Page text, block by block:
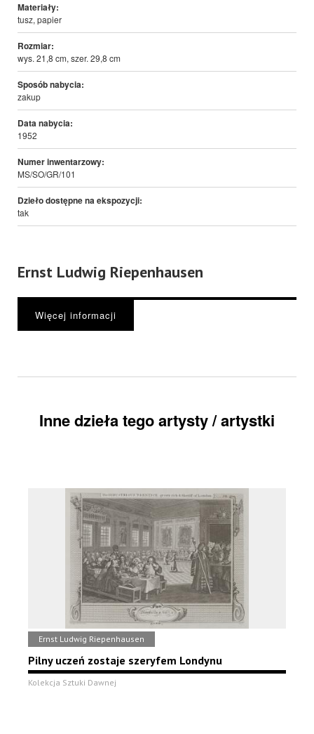
Materiały:
tusz, papier
Rozmiar:
wys. 21,8 cm, szer. 29,8 cm
Sposób nabycia:
zakup
Data nabycia:
1952
Numer inwentarzowy:
MS/SO/GR/101
Dzieło dostępne na ekspozycji:
tak
Ernst Ludwig Riepenhausen
Więcej informacji
Inne dzieła tego artysty / artystki
Ernst Ludwig Riepenhausen
Pilny uczeń zostaje szeryfem Londynu
Kolekcja Sztuki Dawnej